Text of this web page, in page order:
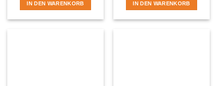
IN DEN WARENKORB IN DEN WARENKORB